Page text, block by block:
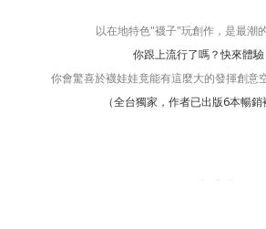
以在地特色"襪子"玩創作，是最潮
你跟上流行了嗎？快來體驗
你會驚喜於襪娃娃竟能有這麼大的發揮創意
（全台獨家，作者已出版6本暢銷